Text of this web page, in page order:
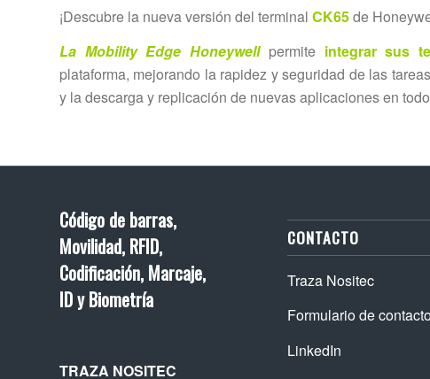
¡Descubre la nueva versión del terminal CK65de
La Mobility Edge Honeywellpermite integrar sus
plataforma, mejorando la rapidez y seguridad de las
y la descarga y replicación de nuevas aplicaciones en
Código de barras,
Movilidad, RFID,
Codificación, Marcaje,
ID y Biometría
TRAZA NOSITEC
CONTACTO
Traza Nositec
Formulario de
LinkedIn